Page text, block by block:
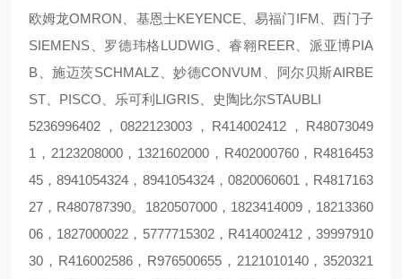
欧姆龙OMRON、基恩士KEYENCE、易福门IFM、西门子
SIEMENS、罗德玮格LUDWIG、睿翱REER、派亚博PIA
B、施迈茨SCHMALZ、妙德CONVUM、阿尔贝斯AIRBE
ST、PISCO、乐可利LIGRIS、史陶比尔STAUBLI
5236996402，0822123003，R414002412，R48073049
1，2123208000，1321602000，R402000760，R4816453
45，8941054324，8941054324，0820060601，R4817163
27，R480787390。1820507000，1823414009，18213360
06，1827000022，5777715302，R414002412，39997910
30，R416002586，R976500655，2121010140，3520321